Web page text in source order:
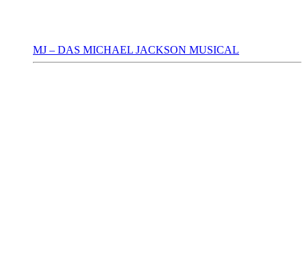
MJ – DAS MICHAEL JACKSON MUSICAL